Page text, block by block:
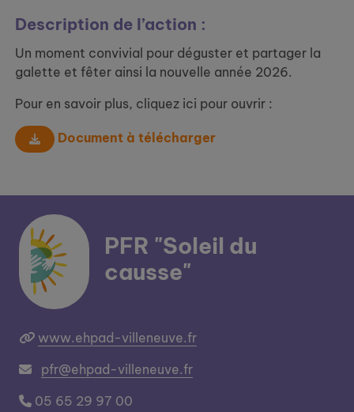
Description de l’action :
Un moment convivial pour déguster et partager la
galette et fêter ainsi la nouvelle année 2026.
Pour en savoir plus, cliquez ici pour ouvrir :
Document à télécharger
PFR "Soleil du
causse"
www.ehpad-villeneuve.fr
pfr@ehpad-villeneuve.fr
05 65 29 97 00